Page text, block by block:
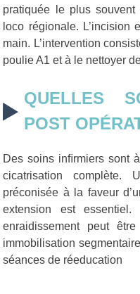
pratiquée le plus
loco régionale.
main. L’intervention
poulie A1 et à le nettoyer
QUELLES
POST
Des soins inﬁrmiers sont
cicatrisation complète.
préconisée à la faveur
extension est
enraidissement peut
immobilisation
séances de réeducation